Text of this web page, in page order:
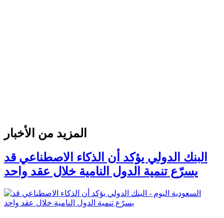
المزيد من الأخبار
البنك الدولي يؤكد أن الذكاء الاصطناعي قد
يسرّع تنمية الدول النامية خلال عقد واحد